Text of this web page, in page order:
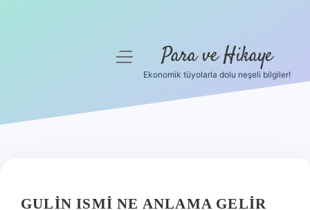
Hakkımızda
menüyü
Para ve Hikaye
Ekonomik tüyolarla dolu neşeli bilgiler!
GULIN ISMI NE ANLAMA GELIR